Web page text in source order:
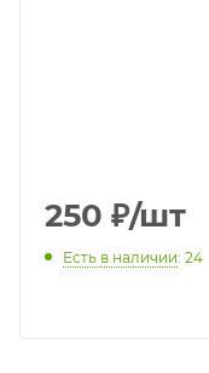
250 ₽/шт
Есть в наличии: 24